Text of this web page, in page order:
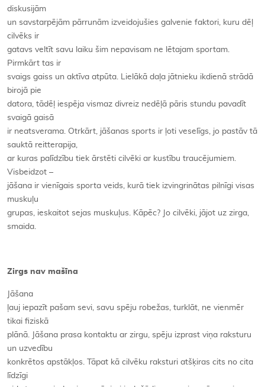
diskusijām
un savstarpējām pārrunām izveidojušies galvenie faktori, kuru dēļ
cilvēks ir
gatavs veltīt savu laiku šim nepavisam ne lētajam sportam.
Pirmkārt tas ir
svaigs gaiss un aktīva atpūta. Lielākā daļa jātnieku ikdienā strādā
birojā pie
datora, tādēļ iespēja vismaz divreiz nedēļā pāris stundu pavadīt
svaigā gaisā
ir neatsverama. Otrkārt, jāšanas sports ir ļoti veselīgs, jo pastāv tā
sauktā reitterapija,
ar kuras palīdzību tiek ārstēti cilvēki ar kustību traucējumiem.
Visbeidzot –
jāšana ir vienīgais sporta veids, kurā tiek izvingrinātas pilnīgi visas
muskuļu
grupas, ieskaitot sejas muskuļus. Kāpēc? Jo cilvēki, jājot uz zirga,
smaida.
Zirgs nav mašīna
Jāšana
ļauj iepazīt pašam sevi, savu spēju robežas, turklāt, ne vienmēr
tikai fiziskā
plānā. Jāšana prasa kontaktu ar zirgu, spēju izprast viņa raksturu
un uzvedību
konkrētos apstākļos. Tāpat kā cilvēku raksturi atšķiras cits no cita
līdzīgi